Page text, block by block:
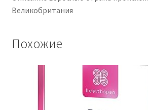
D3
100μg
K2
Supplements
‎Великобритания
Похожие